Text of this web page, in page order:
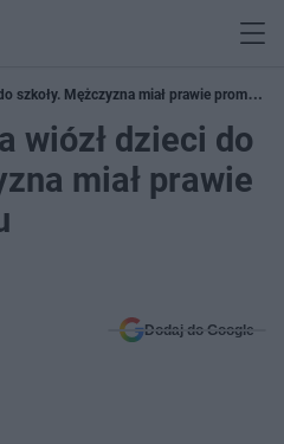
szkoły. Mężczyzna miał prawie promil
wiózł dzieci do
miał prawie
Dodaj do Google